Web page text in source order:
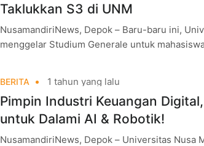
Taklukkan S3 di UNM
NusamandiriNews, Depok – Baru-baru ini,
menggelar Studium Generale untuk
BERITA 1 tahun yang lalu
Pimpin Industri Keuangan
untuk Dalami AI & Robotik!
NusamandiriNews, Depok – Universitas Nusa